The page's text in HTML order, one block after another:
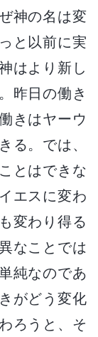
神の名は変
と以前に実
はより新し
昨日の働き
きはヤーウ
る。では、
とはできな
エスに変わ
変わり得る
なことでは
純なのであ
がどう変化
ろうと、そ